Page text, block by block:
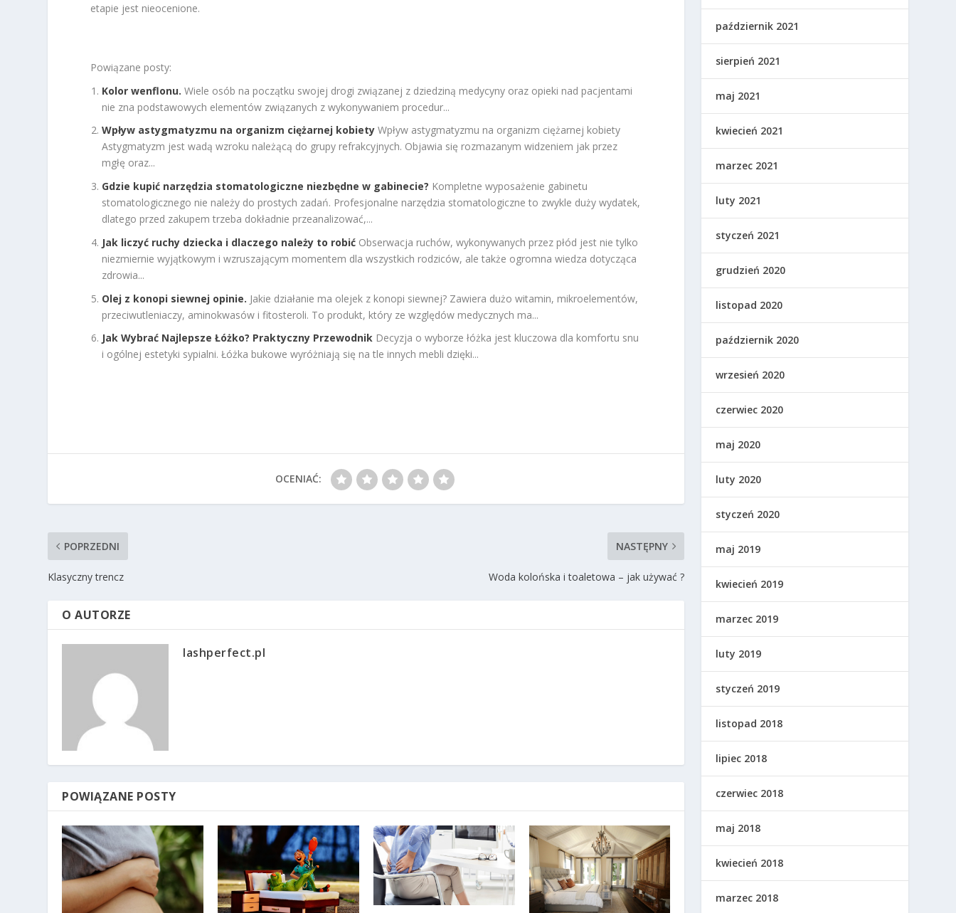
etapie jest nieocenione.
Powiązane posty:
Kolor wenflonu. Wiele osób na początku swojej drogi związanej z dziedziną medycyny oraz opieki nad pacjentami
nie zna podstawowych elementów związanych z wykonywaniem procedur...
Wpływ astygmatyzmu na organizm ciężarnej kobiety Wpływ astygmatyzmu na organizm ciężarnej kobiety
Astygmatyzm jest wadą wzroku należącą do grupy refrakcyjnych. Objawia się rozmazanym widzeniem jak przez
mgłę oraz...
Gdzie kupić narzędzia stomatologiczne niezbędne w gabinecie? Kompletne wyposażenie gabinetu
stomatologicznego nie należy do prostych zadań. Profesjonalne narzędzia stomatologiczne to zwykle duży wydatek,
dlatego przed zakupem trzeba dokładnie przeanalizować,...
Jak liczyć ruchy dziecka i dlaczego należy to robić Obserwacja ruchów, wykonywanych przez płód jest nie tylko
niezmiernie wyjątkowym i wzruszającym momentem dla wszystkich rodziców, ale także ogromna wiedza dotycząca
zdrowia...
Olej z konopi siewnej opinie. Jakie działanie ma olejek z konopi siewnej? Zawiera dużo witamin, mikroelementów,
przeciwutleniaczy, aminokwasów i fitosteroli. To produkt, który ze względów medycznych ma...
Jak Wybrać Najlepsze Łóżko? Praktyczny Przewodnik Decyzja o wyborze łóżka jest kluczowa dla komfortu snu
i ogólnej estetyki sypialni. Łóżka bukowe wyróżniają się na tle innych mebli dzięki...
OCENIAĆ:
POPRZEDNI
Klasyczny trencz
NASTĘPNY
Woda kolońska i toaletowa – jak używać ?
O AUTORZE
lashperfect.pl
POWIĄZANE POSTY
październik 2021
sierpień 2021
maj 2021
kwiecień 2021
marzec 2021
luty 2021
styczeń 2021
grudzień 2020
listopad 2020
październik 2020
wrzesień 2020
czerwiec 2020
maj 2020
luty 2020
styczeń 2020
maj 2019
kwiecień 2019
marzec 2019
luty 2019
styczeń 2019
listopad 2018
lipiec 2018
czerwiec 2018
maj 2018
kwiecień 2018
marzec 2018